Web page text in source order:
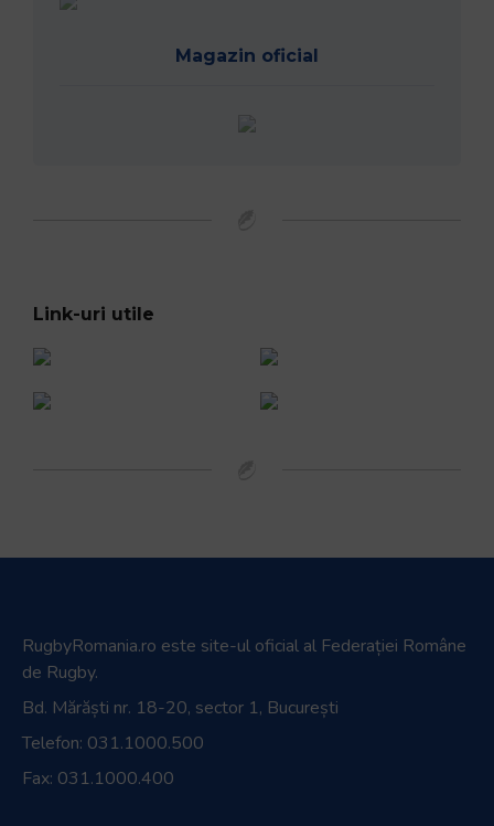
Magazin oficial
Link-uri utile
RugbyRomania.ro este site-ul oficial al Federației Române
de Rugby.
Bd. Mărăști nr. 18-20, sector 1, București
Telefon: 031.1000.500
Fax: 031.1000.400